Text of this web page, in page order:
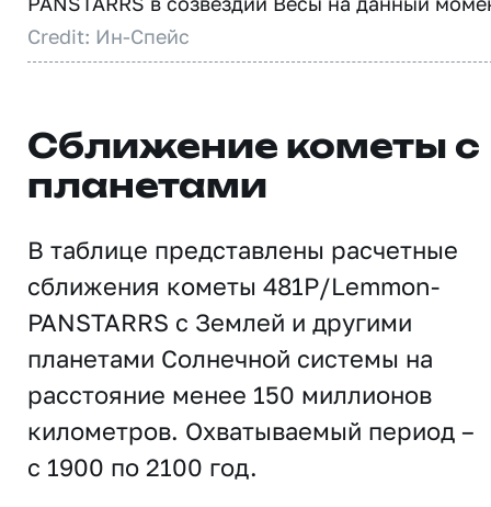
Credit: Ин-Спейс
Сближение кометы с
планетами
В таблице представлены расчетные
сближения кометы 481P/Lemmon-
PANSTARRS с Землей и другими
планетами Солнечной системы на
расстояние менее 150 миллионов
километров. Охватываемый период –
с 1900 по 2100 год.